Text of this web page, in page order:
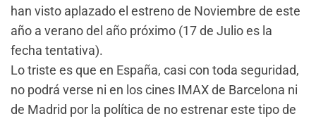
han visto aplazado el estreno de Noviembre de este
año a verano del año próximo (17 de Julio es la
fecha tentativa).
Lo triste es que en España, casi con toda seguridad,
no podrá verse ni en los cines IMAX de Barcelona ni
de Madrid por la política de no estrenar este tipo de